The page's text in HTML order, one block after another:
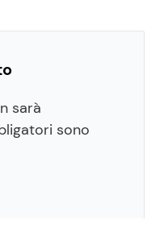
sarà
sono